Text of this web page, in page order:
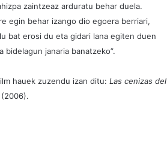
zaintzeaz arduratu behar duela.
egin behar izango dio egoera berriari,
bat erosi du eta gidari lana egiten duen
janaria banatzeko”.
hauek zuzendu izan ditu: Las cenizas del
(2006).